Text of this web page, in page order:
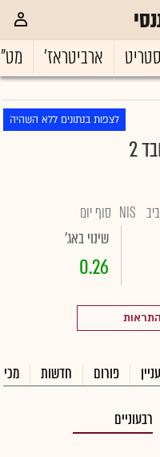
ארביטראז'
לצפות בנתונים ללא השהיה
2
NIS סוף יום
שינוי באג'
0.26
התראות
פורום חדשות
רבעוניים